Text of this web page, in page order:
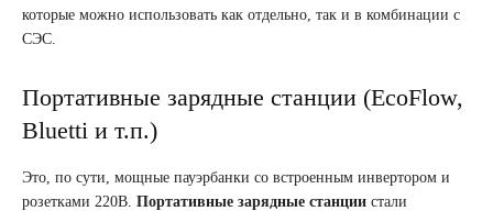
которые можно использовать как отдельно, так и в комбинации с
СЭС.
Портативные зарядные станции (EcoFlow,
Bluetti и т.п.)
Это, по сути, мощные пауэрбанки со встроенным инвертором и
розетками 220В. Портативные зарядные станции стали